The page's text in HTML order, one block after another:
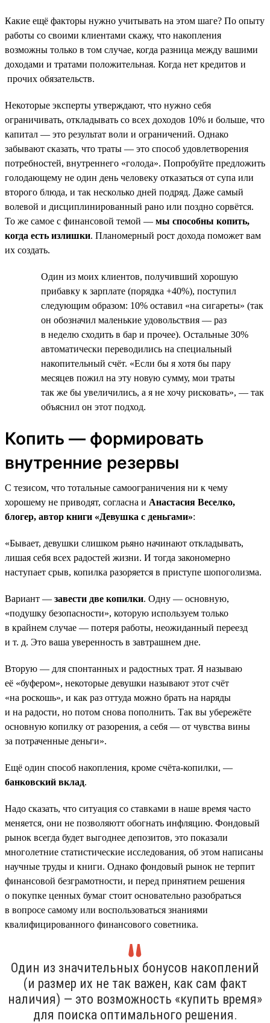
Какие ещё факторы нужно учитывать на этом шаге? По опыту
работы со своими клиентами скажу, что накопления
возможны только в том случае, когда разница между вашими
доходами и тратами положительная. Когда нет кредитов и
прочих обязательств.
Некоторые эксперты утверждают, что нужно себя
ограничивать, откладывать со всех доходов 10% и больше, что
капитал — это результат воли и ограничений. Однако
забывают сказать, что траты — это способ удовлетворения
потребностей, внутреннего «голода». Попробуйте предложить
голодающему не один день человеку отказаться от супа или
второго блюда, и так несколько дней подряд. Даже самый
волевой и дисциплинированный рано или поздно сорвётся.
То же самое с финансовой темой — мы способны копить,
когда есть излишки. Планомерный рост дохода поможет вам
их создать.
Один из моих клиентов, получивший хорошую
прибавку к зарплате (порядка +40%), поступил
следующим образом: 10% оставил «на сигареты» (так
он обозначил маленькие удовольствия — раз
в неделю сходить в бар и прочее). Остальные 30%
автоматически переводились на специальный
накопительный счёт. «Если бы я хотя бы пару
месяцев пожил на эту новую сумму, мои траты
так же бы увеличились, а я не хочу рисковать», — так
объяснил он этот подход.
Копить — формировать
внутренние резервы
С тезисом, что тотальные самоограничения ни к чему
хорошему не приводят, согласна и Анастасия Веселко,
блогер, автор книги «Девушка с деньгами»:
«Бывает, девушки слишком рьяно начинают откладывать,
лишая себя всех радостей жизни. И тогда закономерно
наступает срыв, копилка разоряется в приступе шопоголизма.
Вариант — завести две копилки. Одну — основную,
«подушку безопасности», которую используем только
в крайнем случае — потеря работы, неожиданный переезд
и т. д. Это ваша уверенность в завтрашнем дне.
Вторую — для спонтанных и радостных трат. Я называю
её «буфером», некоторые девушки называют этот счёт
«на роскошь», и как раз оттуда можно брать на наряды
и на радости, но потом снова пополнить. Так вы убережёте
основную копилку от разорения, а себя — от чувства вины
за потраченные деньги».
Ещё один способ накопления, кроме счёта-копилки, —
банковский вклад.
Надо сказать, что ситуация со ставками в наше время часто
меняется, они не позволяютт обогнать инфляцию. Фондовый
рынок всегда будет выгоднее депозитов, это показали
многолетние статистические исследования, об этом написаны
научные труды и книги. Однако фондовый рынок не терпит
финансовой безграмотности, и перед принятием решения
о покупке ценных бумаг стоит основательно разобраться
в вопросе самому или воспользоваться знаниями
квалифицированного финансового советника.
Один из значительных бонусов накоплений
(и размер их не так важен, как сам факт
наличия) — это возможность «купить время»
для поиска оптимального решения.